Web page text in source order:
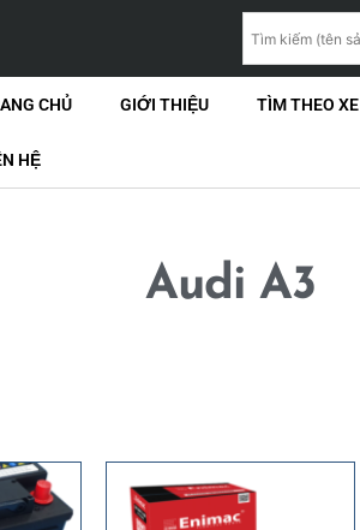
CHỦ GIỚI THIỆU TÌM THEO XE
HỆ
Audi A3